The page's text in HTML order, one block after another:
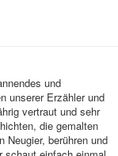
und
unserer Erzähler und
vertraut und sehr
die gemalten
Neugier, berühren und